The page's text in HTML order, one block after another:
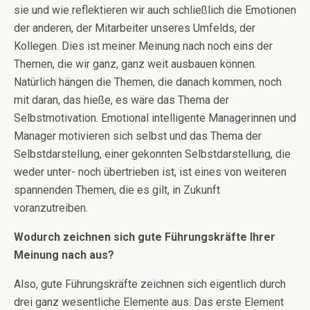
sie und wie reflektieren wir auch schließlich die Emotionen
der anderen, der Mitarbeiter unseres Umfelds, der
Kollegen. Dies ist meiner Meinung nach noch eins der
Themen, die wir ganz, ganz weit ausbauen können.
Natürlich hängen die Themen, die danach kommen, noch
mit daran, das hieße, es wäre das Thema der
Selbstmotivation. Emotional intelligente Managerinnen und
Manager motivieren sich selbst und das Thema der
Selbstdarstellung, einer gekonnten Selbstdarstellung, die
weder unter- noch übertrieben ist, ist eines von weiteren
spannenden Themen, die es gilt, in Zukunft
voranzutreiben.
Wodurch zeichnen sich gute Führungskräfte Ihrer
Meinung nach aus?
Also, gute Führungskräfte zeichnen sich eigentlich durch
drei ganz wesentliche Elemente aus: Das erste Element